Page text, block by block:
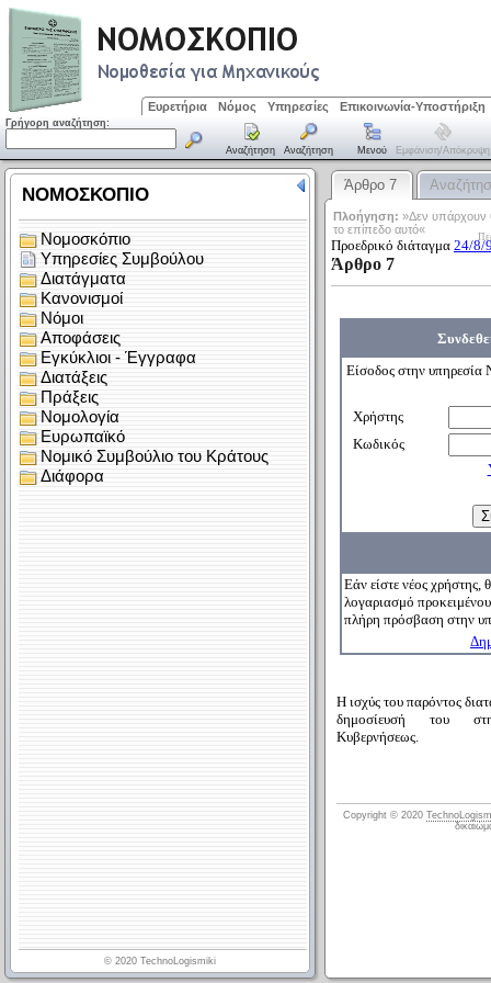
Ευρετήρια Νόμος Υπηρεσίες Επικοινωνία-Υποστήριξη
Γρήγορη αναζήτηση:
Αναζήτηση Αναζήτηση Μενού Εμφάνιση/απόκρυψη
Άρθρο 7